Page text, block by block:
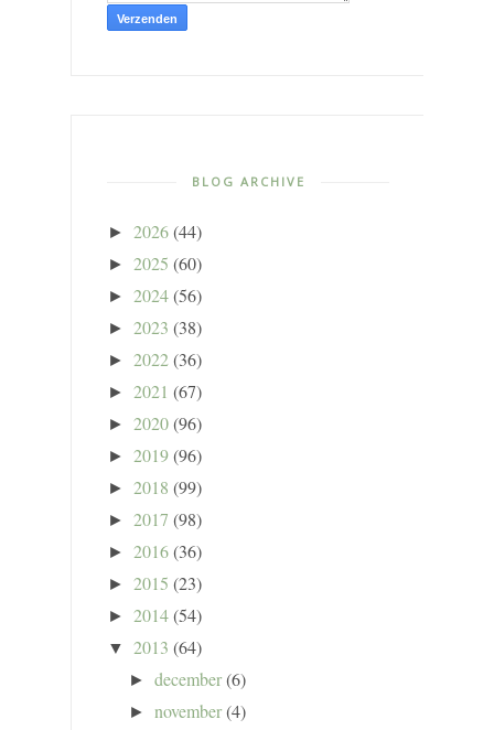
BLOG ARCHIVE
► 2026(44)
► 2025 (60)
► 2024(56)
► 2023 (38)
► 2022(36)
► 2021 (67)
► 2020(96)
► 2019(96)
► 2018 (99)
► 2017 (98)
► 2016(36)
► 2015 (23)
► 2014(54)
▼ 2013 (64)
►december(6)
►november(4)